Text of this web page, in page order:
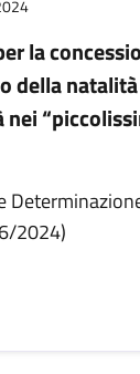
la
della
2024)